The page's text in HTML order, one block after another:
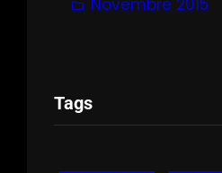
Novembre 2015
Tags